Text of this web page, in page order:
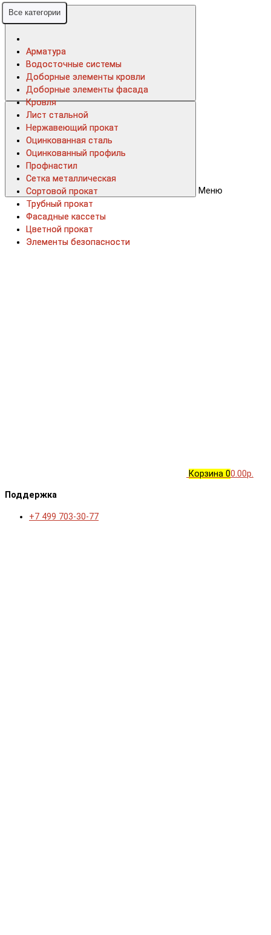
Меню
Корзина 00.00р.
Поддержка
+7 499 703-30-77
Все категории
Арматура
Водосточные системы
Доборные элементы кровли
Доборные элементы фасада
Кровля
Лист стальной
Нержавеющий прокат
Оцинкованная сталь
Оцинкованный профиль
Профнастил
Сетка металлическая
Сортовой прокат
Трубный прокат
Фасадные кассеты
Цветной прокат
Элементы безопасности
Все категории
Арматура
Водосточные системы
Доборные элементы кровли
Доборные элементы фасада
Кровля
Лист стальной
Нержавеющий прокат
Оцинкованная сталь
Оцинкованный профиль
Профнастил
Сетка металлическая
Сортовой прокат
Трубный прокат
Фасадные кассеты
Цветной прокат
Элементы безопасности